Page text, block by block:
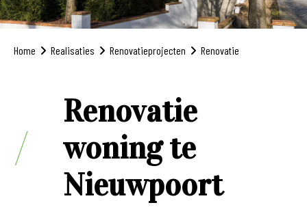
Home Realisaties Renovatieprojecten Renovatie
Renovatie
woning te
Nieuwpoort